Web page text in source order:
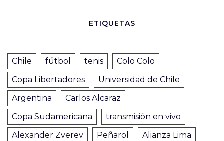
ETIQUETAS
Chile fútbol tenis
Colo Colo
Copa Libertadores
Universidad de Chile
Argentina
Carlos Alcaraz
Copa Sudamericana
transmisión en vivo
Alexander Zverev
Peñarol
Alianza Lima